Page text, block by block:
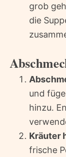
grob
die
und
hinzu.
Kräuter
frische